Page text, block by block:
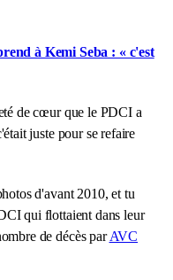
à Kemi Seba : « c'est
de cœur que le PDCI a
juste pour se refaire
d'avant 2010, et tu
qui flottaient dans leur
de décès parAVC